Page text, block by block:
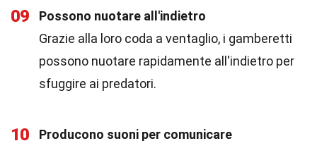
09
Possono nuotare all'indietro
Grazie alla loro coda a ventaglio, i gamberetti
possono nuotare rapidamente all'indietro per
sfuggire ai predatori.
10
Producono suoni per comunicare